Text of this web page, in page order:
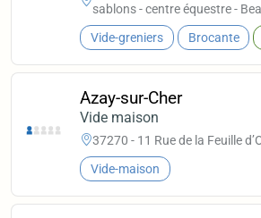
sablons - centre équestre -
Vide-greniers Brocante
Azay-sur-Cher
Vide maison
37270 - 11 Rue de la Feuille
Vide-maison